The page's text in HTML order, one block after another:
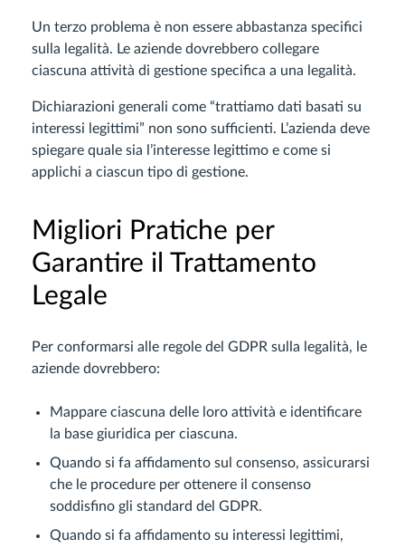
Un terzo problema è non essere abbastanza specifici
sulla legalità. Le aziende dovrebbero collegare
ciascuna attività di gestione specifica a una legalità.
Dichiarazioni generali come “trattiamo dati basati su
interessi legittimi” non sono sufficienti. L’azienda deve
spiegare quale sia l’interesse legittimo e come si
applichi a ciascun tipo di gestione.
Migliori Pratiche per
Garantire il Trattamento
Legale
Per conformarsi alle regole del GDPR sulla legalità, le
aziende dovrebbero:
Mappare ciascuna delle loro attività e identificare
la base giuridica per ciascuna.
Quando si fa affidamento sul consenso, assicurarsi
che le procedure per ottenere il consenso
soddisfino gli standard del GDPR.
Quando si fa affidamento su interessi legittimi,